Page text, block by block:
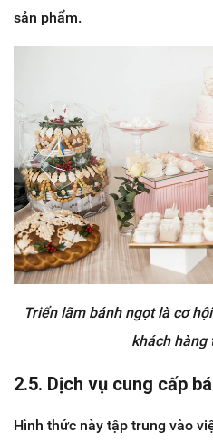
sản phẩm.
Triển lãm bánh ngọt là cơ
khách hàng
2.5. Dịch vụ cung cấp
Hình thức này tập trung vào